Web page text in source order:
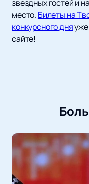
звездных гостей и
место. Билеты на
конкурсного дня
сайте!